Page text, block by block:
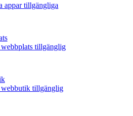
appar tillgängliga
tillgänglig
tillgänglig